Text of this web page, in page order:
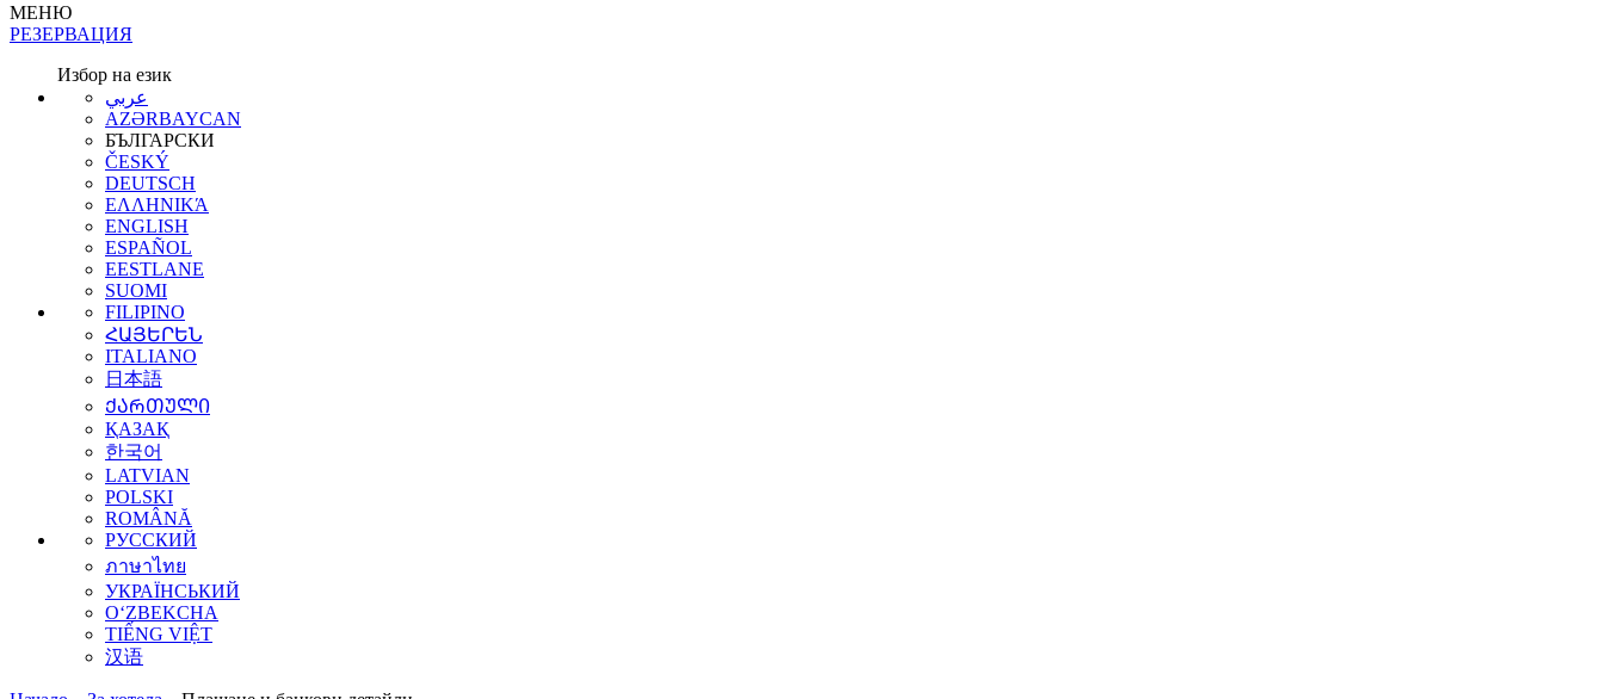
МЕНЮ
РЕЗЕРВАЦИЯ
Избор на език
عربي
AZƏRBAYCAN
БЪЛГАРСКИ
ČESKÝ
DEUTSCH
ΕΛΛΗΝΙΚΆ
ENGLISH
ESPAÑOL
EESTLANE
SUOMI
FILIPINO
ՀԱՅԵՐԵՆ
ITALIANO
日本語
ᲥᲐᲠᲗᲣᲚᲘ
ҚАЗАҚ
한국어
LATVIAN
POLSKI
ROMÂNĂ
РУССКИЙ
ภาษาไทย
УКРАЇНСЬКИЙ
O‘ZBEKCHA
TIẾNG VIỆT
汉语